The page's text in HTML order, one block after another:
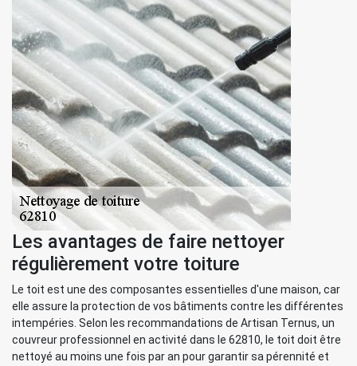
Les avantages de faire nettoyer
régulièrement votre toiture
Le toit est une des composantes essentielles d'une maison, car
elle assure la protection de vos bâtiments contre les différentes
intempéries. Selon les recommandations de Artisan Ternus, un
couvreur professionnel en activité dans le 62810, le toit doit être
nettoyé au moins une fois par an pour garantir sa pérennité et